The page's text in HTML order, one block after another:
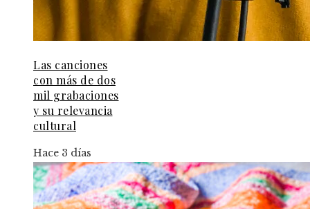
Las canciones
con más de dos
mil grabaciones
y su relevancia
cultural
Hace 3 días